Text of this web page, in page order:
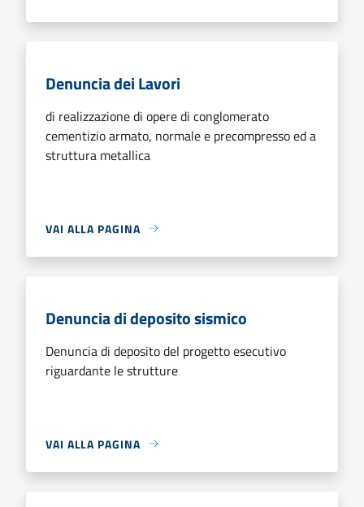
Denuncia dei Lavori
di realizzazione di opere di conglomerato
cementizio armato, normale e precompresso ed a
struttura metallica
VAI ALLA PAGINA
Denuncia di deposito sismico
Denuncia di deposito del progetto esecutivo
riguardante le strutture
VAI ALLA PAGINA